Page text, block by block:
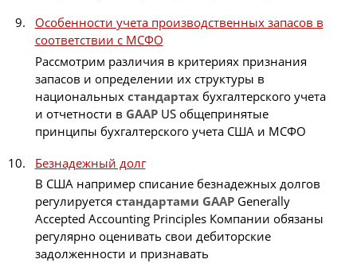
Особенности учета производственных запасов в
соответствии с МСФО
Рассмотрим различия в критериях признания
запасов и определении их структуры в
национальных стандартахбухгалтерского учета
и отчетности в GAAPUS общепринятые
принципы бухгалтерского учета США и МСФО
Безнадежный долг
В США например списание безнадежных долгов
регулируется стандартами GAAPGenerally
Accepted Accounting Principles Компании обязаны
регулярно оценивать свои дебиторские
задолженности и признавать